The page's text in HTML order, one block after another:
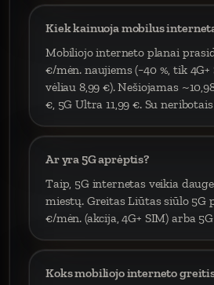
Kiek kainuoja mobilus
Mobiliojo interneto planai
€/mėn. naujiems (−40 %, tik
vėliau 8,99 €). Nešiojamas
€, 5G Ultra 11,99 €. Su
Ar yra 5G aprėptis?
Taip, 5G internetas veikia
miestų. Greitas Liūtas siūlo 5G
€/mėn. (akcija, 4G+ SIM) arba
Koks mobiliojo interneto